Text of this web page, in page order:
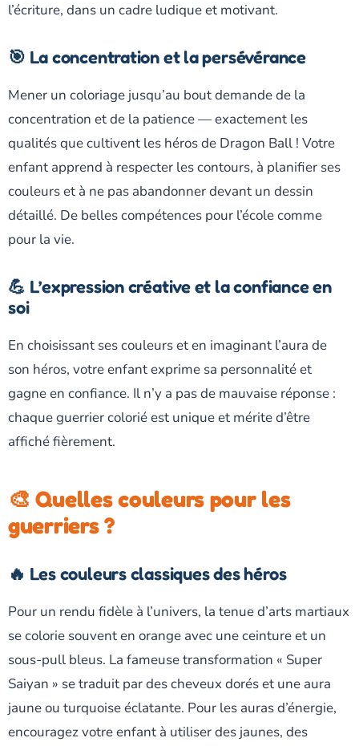
l’écriture, dans un cadre ludique et motivant.
🎯 La concentration et la persévérance
Mener un coloriage jusqu’au bout demande de la
concentration et de la patience — exactement les
qualités que cultivent les héros de Dragon Ball ! Votre
enfant apprend à respecter les contours, à planifier ses
couleurs et à ne pas abandonner devant un dessin
détaillé. De belles compétences pour l’école comme
pour la vie.
💪 L’expression créative et la confiance en
soi
En choisissant ses couleurs et en imaginant l’aura de
son héros, votre enfant exprime sa personnalité et
gagne en confiance. Il n’y a pas de mauvaise réponse :
chaque guerrier colorié est unique et mérite d’être
affiché fièrement.
🎨 Quelles couleurs pour les
guerriers ?
🔥 Les couleurs classiques des héros
Pour un rendu fidèle à l’univers, la tenue d’arts martiaux
se colorie souvent en orange avec une ceinture et un
sous-pull bleus. La fameuse transformation « Super
Saiyan » se traduit par des cheveux dorés et une aura
jaune ou turquoise éclatante. Pour les auras d’énergie,
encouragez votre enfant à utiliser des jaunes, des